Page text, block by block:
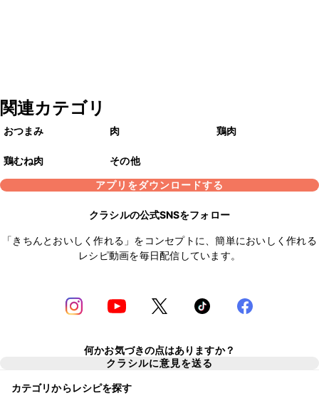
関連カテゴリ
おつまみ 肉 鶏肉
鶏むね肉
その他
アプリをダウンロードする
クラシルの公式SNSをフォロー
「きちんとおいしく作れる」をコンセプトに、簡単においしく作れる
レシピ動画を毎日配信しています。
何かお気づきの点はありますか？
クラシルに意見を送る
カテゴリからレシピを探す